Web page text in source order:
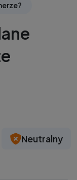
Neutralny